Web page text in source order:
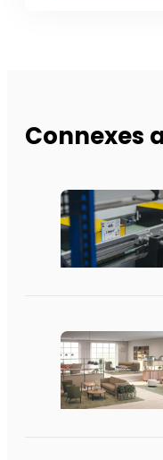
Connexes